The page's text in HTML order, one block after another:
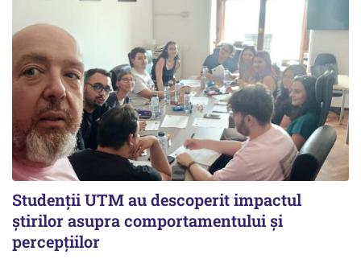
Studenții UTM au descoperit impactul
știrilor asupra comportamentului și
percepțiilor